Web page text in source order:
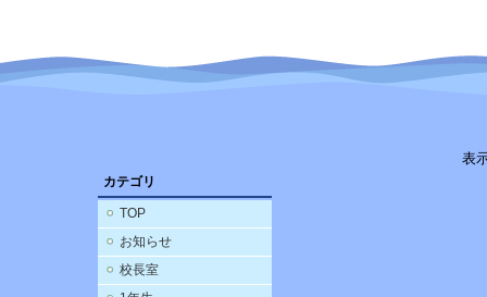
カテゴリ
TOP
お知らせ
校長室
表